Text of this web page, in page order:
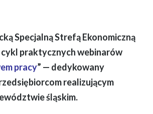
Specjalną Strefą Ekonomiczną
praktycznych webinarów
pracy” — dedykowany
realizującym
śląskim.